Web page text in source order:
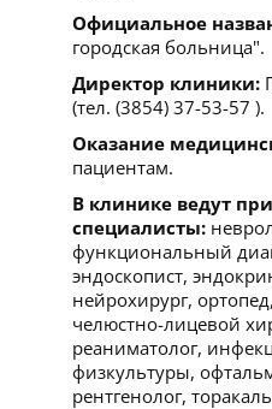
Официальное
городская больница".
Директор клиники:
(тел. (3854) 37-53-57 ).
Оказание
пациентам.
В клинике ведут
специалисты:
функциональный
эндоскопист,
нейрохирург,
челюстно-лицевой
реаниматолог,
физкультуры,
рентгенолог,